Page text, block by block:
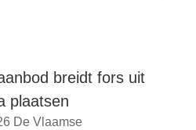
breidt fors uit
plaatsen
De Vlaamse